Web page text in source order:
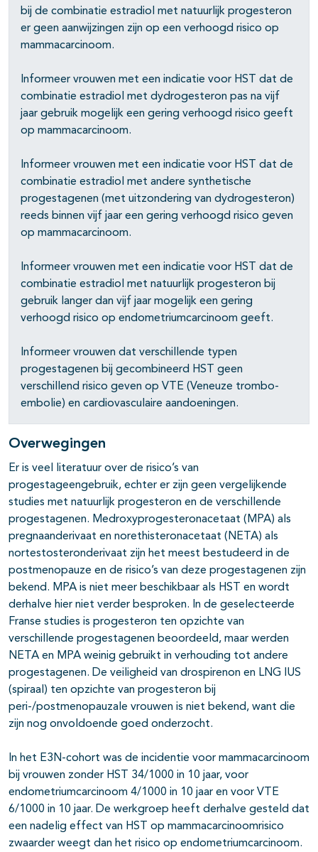
bij de combinatie estradiol met natuurlijk progesteron
er geen aanwijzingen zijn op een verhoogd risico op
mammacarcinoom.
Informeer vrouwen met een indicatie voor HST dat de
combinatie estradiol met dydrogesteron pas na vijf
jaar gebruik mogelijk een gering verhoogd risico geeft
op mammacarcinoom.
Informeer vrouwen met een indicatie voor HST dat de
combinatie estradiol met andere synthetische
progestagenen (met uitzondering van dydrogesteron)
reeds binnen vijf jaar een gering verhoogd risico geven
op mammacarcinoom.
Informeer vrouwen met een indicatie voor HST dat de
combinatie estradiol met natuurlijk progesteron bij
gebruik langer dan vijf jaar mogelijk een gering
verhoogd risico op endometriumcarcinoom geeft.
Informeer vrouwen dat verschillende typen
progestagenen bij gecombineerd HST geen
verschillend risico geven op VTE (Veneuze trombo-
embolie) en cardiovasculaire aandoeningen.
Overwegingen
Er is veel literatuur over de risico’s van
progestageengebruik, echter er zijn geen vergelijkende
studies met natuurlijk progesteron en de verschillende
progestagenen. Medroxyprogesteronacetaat (MPA) als
pregnaanderivaat en norethisteronacetaat (NETA) als
nortestosteronderivaat zijn het meest bestudeerd in de
postmenopauze en de risico’s van deze progestagenen zijn
bekend. MPA is niet meer beschikbaar als HST en wordt
derhalve hier niet verder besproken. In de geselecteerde
Franse studies is progesteron ten opzichte van
verschillende progestagenen beoordeeld, maar werden
NETA en MPA weinig gebruikt in verhouding tot andere
progestagenen. De veiligheid van drospirenon en LNG IUS
(spiraal) ten opzichte van progesteron bij
peri-/postmenopauzale vrouwen is niet bekend, want die
zijn nog onvoldoende goed onderzocht.
In het E3N-cohort was de incidentie voor mammacarcinoom
bij vrouwen zonder HST 34/1000 in 10 jaar, voor
endometriumcarcinoom 4/1000 in 10 jaar en voor VTE
6/1000 in 10 jaar. De werkgroep heeft derhalve gesteld dat
een nadelig effect van HST op mammacarcinoomrisico
zwaarder weegt dan het risico op endometriumcarcinoom.